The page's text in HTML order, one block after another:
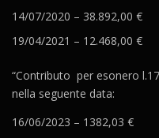
14/07/2020 – 38.892,00 €
19/04/2021 – 12.468,00 €
“Contributo per esonero
nella seguente data:
16/06/2023 – 1382,03 €